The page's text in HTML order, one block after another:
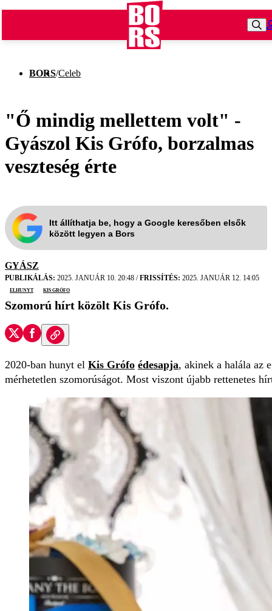
BORS/Celeb
"Ő mindig mellettem volt" -
Gyászol Kis Grófo, borzalmas
veszteség érte
Itt állíthatja be, hogy a Google keresőben elsők
között legyen a Bors
GYÁSZ
PUBLIKÁLÁS: 2025. JANUÁR 10. 20:48 /FRISSÍTÉS: 2025. JANUÁR 12. 14:05
elhunyt
Kis Grófo
Szomorú hírt közölt Kis Grófo.
2020-ban hunyt el Kis Grófo édesapja, akinek a halála az
mérhetetlen szomorúságot. Most viszont újabb rettenetes